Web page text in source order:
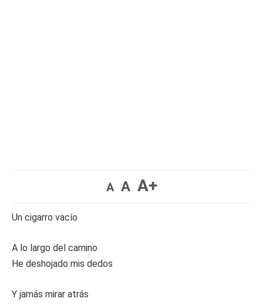
A A A+
Un cigarro vacío
A lo largo del camino
He deshojado mis dedos
Y jamás mirar atrás